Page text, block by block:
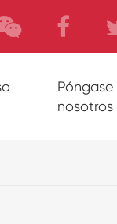
nosotros